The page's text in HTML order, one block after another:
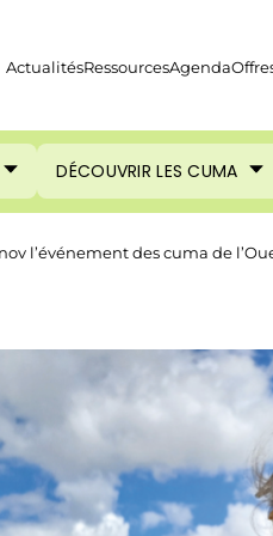
ActualitésRessourcesAgenda
DÉCOUVRIR LES CUMA
l’événement des cuma de